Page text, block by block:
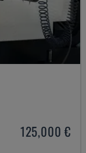
125,000 €